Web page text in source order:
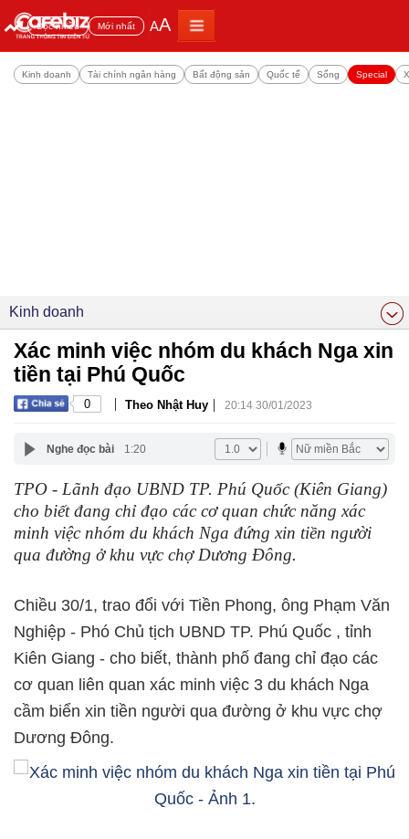
Đọc nhiều Mới nhất AA
Kinh doanh Tài chính ngân hàng Bất động sản Quốc tế Sống Special
Kinh doanh
Xác minh việc nhóm du khách Nga xin
tiền tại Phú Quốc
0 | Theo Nhật Huy | 20:14 30/01/2023
Nghe đọc bài 1:20
TPO - Lãnh đạo UBND TP. Phú Quốc (Kiên Giang)
cho biết đang chỉ đạo các cơ quan chức năng xác
minh việc nhóm du khách Nga đứng xin tiền người
qua đường ở khu vực chợ Dương Đông.
Chiều 30/1, trao đổi với Tiền Phong, ông Phạm Văn
Nghiệp - Phó Chủ tịch UBND TP. Phú Quốc , tỉnh
Kiên Giang - cho biết, thành phố đang chỉ đạo các
cơ quan liên quan xác minh việc 3 du khách Nga
cầm biển xin tiền người qua đường ở khu vực chợ
Dương Đông.